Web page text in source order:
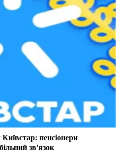
пенсіонери
зв'язок